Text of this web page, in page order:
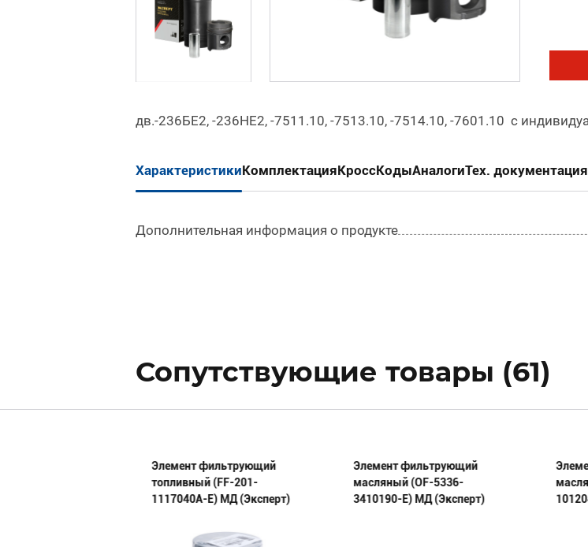
дв.-236БЕ2, -236НЕ2, -7511.10, -7513.10, -7514.10, -7601.10 с
ХарактеристикиКомплектацияКроссКодыАналогиТех.
Дополнительная информация о продукте
Сопутствующие товары (61)
Элемент фильтрующий
топливный (FF-201-
1117040А-E) МД (Эксперт)
Элемент фильтрующий
масляный (OF-5336-
3410190-E) МД (Эксперт)